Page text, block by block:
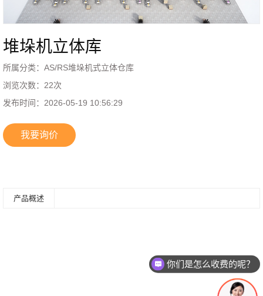
堆垛机立体库
所属分类： AS/RS堆垛机式立体仓库
浏览次数： 22次
发布时间： 2026-05-19 10:56:29
我要询价
产品概述
你们是怎么收费的呢？